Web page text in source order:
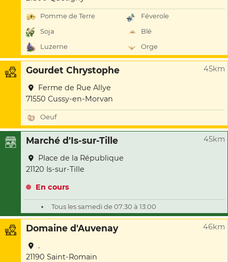
Pomme de Terre
Féverole
Soja
Blé
Luzerne
Orge
Gourdet Chrystophe 45km
Ferme de Rue Allye
71550 Cussy-en-Morvan
Oeuf
Marché d'Is-sur-Tille 45km
Place de la République
21120 Is-sur-Tille
En cours
Tous les samedi de 07:30 à 13:00
Domaine d'Auvenay 46km
.
21190 Saint-Romain